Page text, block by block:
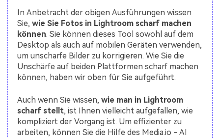
In Anbetracht der obigen Ausführungen wissen
Sie, wie Sie Fotos in Lightroom scharf machen
können. Sie können dieses Tool sowohl auf dem
Desktop als auch auf mobilen Geräten verwenden,
um unscharfe Bilder zu korrigieren. Wie Sie die
Unschärfe auf beiden Plattformen scharf machen
können, haben wir oben für Sie aufgeführt.
Auch wenn Sie wissen, wie man in Lightroom
scharf stellt, ist Ihnen vielleicht aufgefallen, wie
kompliziert der Vorgang ist. Um effizienter zu
arbeiten, können Sie die Hilfe des Media.io - AI